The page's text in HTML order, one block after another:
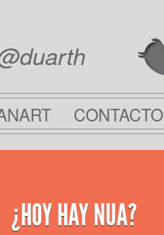
CONTACTO
¿HOY HAY NUA?